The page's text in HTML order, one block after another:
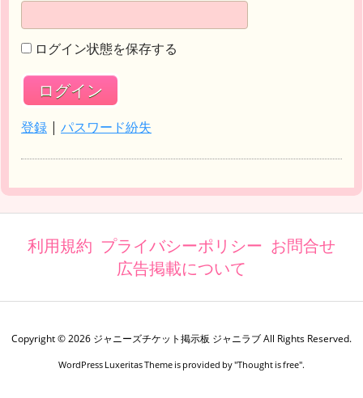
ログイン状態を保存する
登録 | パスワード紛失
利用規約 プライバシーポリシー お問合せ
広告掲載について
Copyright ©2026 ジャニーズチケット掲示板 ジャニラブAll Rights Reserved.
WordPress Luxeritas Theme is provided by "Thought is free".